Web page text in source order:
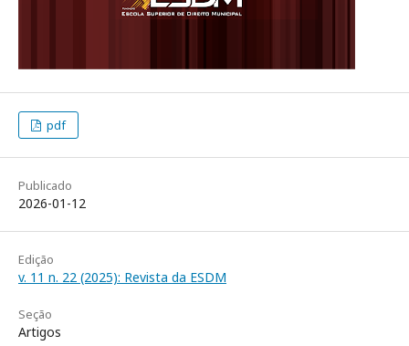
pdf
Publicado
2026-01-12
Edição
v. 11 n. 22 (2025): Revista da ESDM
Seção
Artigos